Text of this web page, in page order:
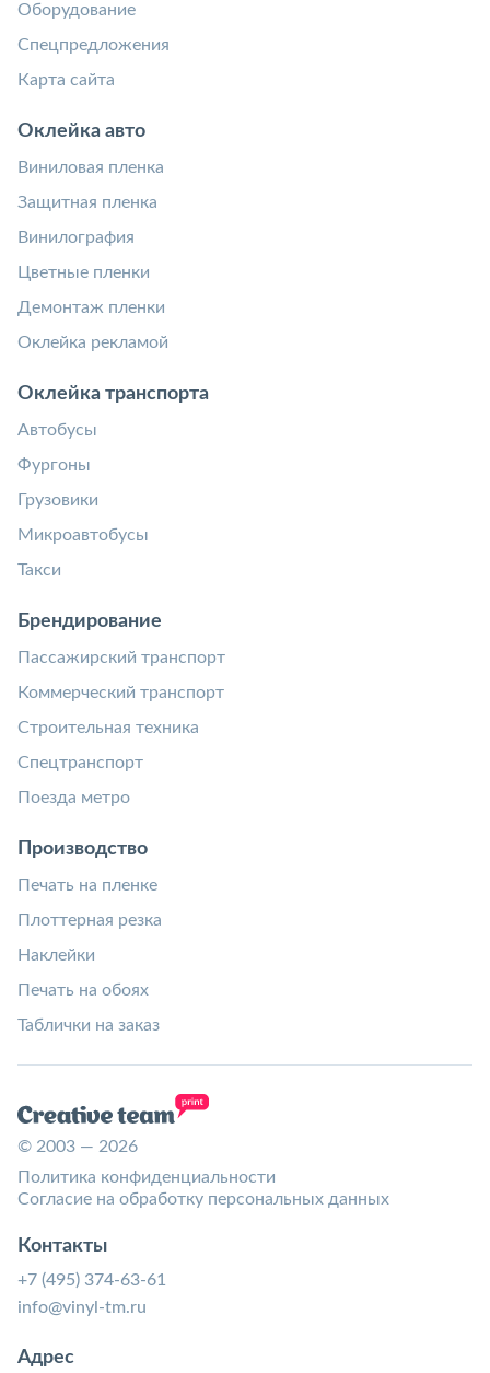
Оборудование
Спецпредложения
Карта сайта
Оклейка авто
Виниловая пленка
Защитная пленка
Винилография
Цветные пленки
Демонтаж пленки
Оклейка рекламой
Оклейка транспорта
Автобусы
Фургоны
Грузовики
Микроавтобусы
Такси
Брендирование
Пассажирский транспорт
Коммерческий транспорт
Строительная техника
Спецтранспорт
Поезда метро
Производство
Печать на пленке
Плоттерная резка
Наклейки
Печать на обоях
Таблички на заказ
© 2003 — 2026
Политика конфиденциальности
Согласие на обработку персональных данных
Контакты
+7 (495) 374-63-61
info@vinyl-tm.ru
Адрес